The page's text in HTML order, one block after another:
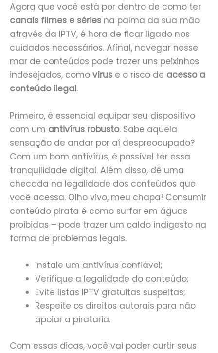
Agora que você está por dentro de como ter
canais filmes e séries na palma da sua mão
através da IPTV, é hora de ficar ligado nos
cuidados necessários. Afinal, navegar nesse
mar de conteúdos pode trazer uns peixinhos
indesejados, como vírus e o risco de acesso a
conteúdo ilegal.
Primeiro, é essencial equipar seu dispositivo
com um antivírus robusto. Sabe aquela
sensação de andar por aí despreocupado?
Com um bom antivírus, é possível ter essa
tranquilidade digital. Além disso, dê uma
checada na legalidade dos conteúdos que
você acessa. Olho vivo, meu chapa! Consumir
conteúdo pirata é como surfar em águas
proibidas – pode trazer um caldo indigesto na
forma de problemas legais.
Instale um antivírus confiável;
Verifique a legalidade do conteúdo;
Evite listas IPTV gratuitas suspeitas;
Respeite os direitos autorais para não
apoiar a pirataria.
Com essas dicas, você vai poder curtir seus